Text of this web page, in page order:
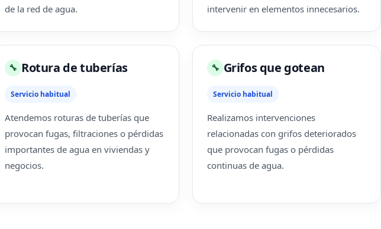
de la red de agua.
intervenir en elementos innecesarios.
🔧 Rotura de tuberías
Servicio habitual
Atendemos roturas de tuberías que
provocan fugas, filtraciones o pérdidas
importantes de agua en viviendas y
negocios.
🔧 Grifos que gotean
Servicio habitual
Realizamos intervenciones
relacionadas con grifos deteriorados
que provocan fugas o pérdidas
continuas de agua.